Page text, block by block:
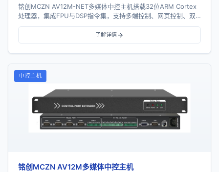
铭创MCZN AV12M-NET多媒体中控主机搭载32位ARM Cortex
处理器，集成FPU与DSP指令集，支持多端控制、网页控制、双
向反馈、红外学习及网络预...
了解详情
中控主机
铭创MCZN AV12M多媒体中控主机